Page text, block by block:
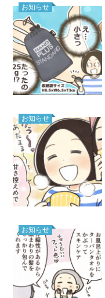
お知らせ
お知らせ
お知らせ